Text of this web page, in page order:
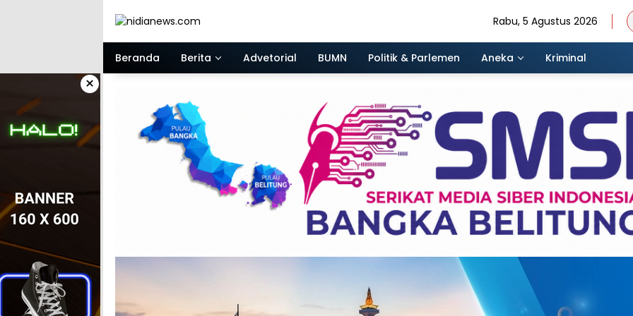
Rabu, 5 Agustus 2026
Beranda Berita Advetorial BUMN Politik & Parlemen Aneka Kriminal
×